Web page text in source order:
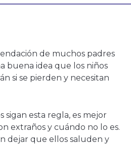
ventana
nueva
de muchos padres
buena idea que los niños
si se pierden y necesitan
sigan esta regla, es mejor
extraños y cuándo no lo es.
dejar que ellos saluden y